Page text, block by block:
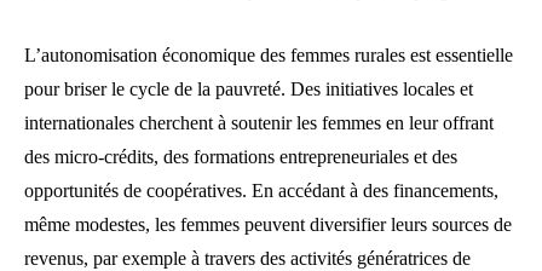
L’autonomisation économique des femmes rurales est essentielle
pour briser le cycle de la pauvreté. Des initiatives locales et
internationales cherchent à soutenir les femmes en leur offrant
des micro-crédits, des formations entrepreneuriales et des
opportunités de coopératives. En accédant à des financements,
même modestes, les femmes peuvent diversifier leurs sources de
revenus, par exemple à travers des activités génératrices de